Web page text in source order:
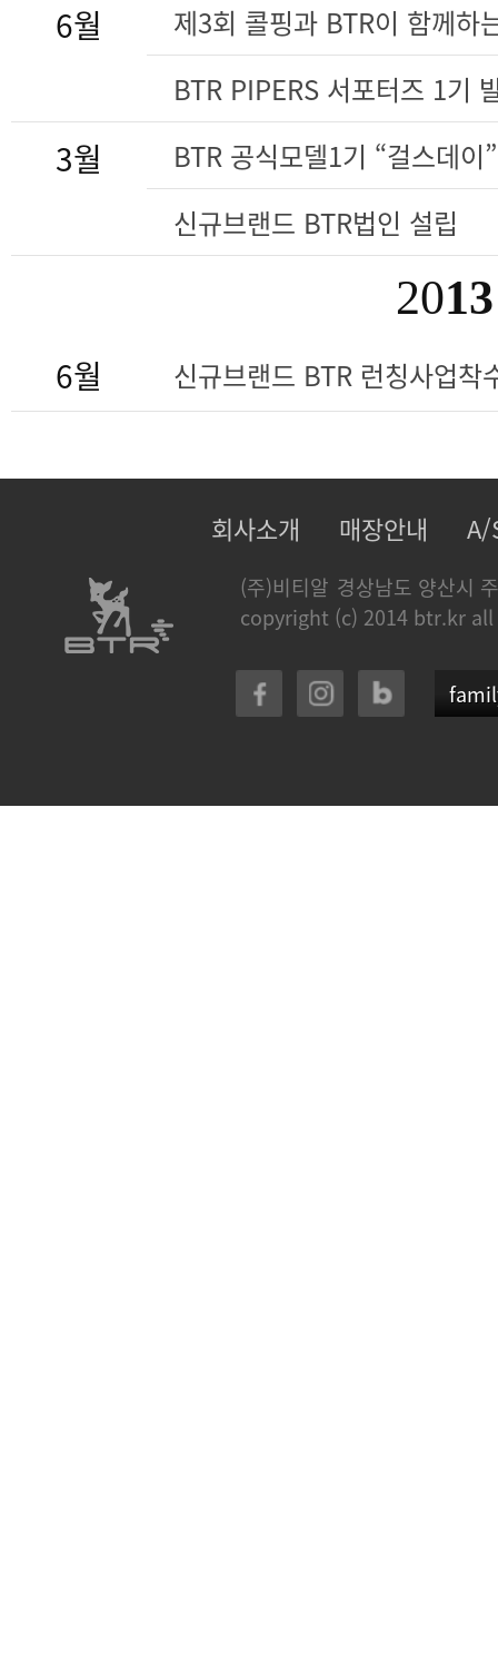
6월
제3회 콜핑과 BTR이 함께하
BTR PIPERS 서포터즈 1기
3월
BTR 공식모델1기 “걸스데이”
신규브랜드 BTR법인 설립
2013
6월 신규브랜드 BTR 런칭사업착
회사소개 매장안내 A/
(주)비티알 경상남도 양산시
copyright (c) 2014 btr.kr